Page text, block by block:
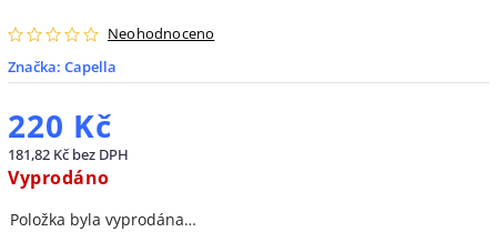
Neohodnoceno
Značka: Capella
220 Kč
181,82 Kč bez DPH
Vyprodáno
Položka byla vyprodána…